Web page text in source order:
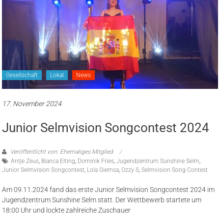
Gesellschaft Lokal News
17. November 2024
Junior Selmvision Songcontest 2024
Veröffentlicht von: Ehemaliges Mitglied
Antje Zeus Bianca Elting Dominik Fries ,Jugendzentrum Sunshine Selm
Junior Selmvision Songcontest Lola Giemsa ,Ozzy S ,Selmvision Song Contest
Am 09.11.2024 fand das erste Junior Selmvision Songcontest 2024 im
Jugendzentrum Sunshine Selm statt. Der Wettbewerb startete um
18:00 Uhr und lockte zahlreiche Zuschauer